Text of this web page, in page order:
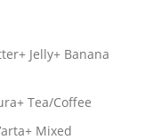
Jelly+ Banana
Tea/Coffee
Mixed